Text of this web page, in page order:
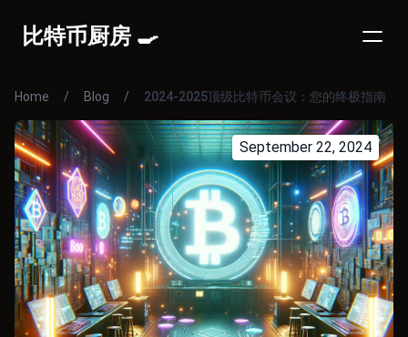
比特币厨房 🍳
Home / Blog / 2024-2025顶级比特币会议：您的终极指南
September 22, 2024